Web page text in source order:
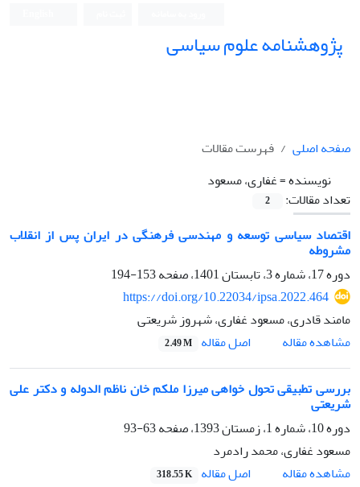
پژوهشنامه علوم سیاسی
صفحه اصلی
فهرست مقالات
نویسنده =غفاری، مسعود
تعداد مقالات:
2
اقتصاد سیاسی توسعه و مهندسی فرهنگی در ایران پس از انقلاب
مشروطه
دوره 17، شماره 3، تابستان 1401، صفحه
153-194
https://doi.org/10.22034/ipsa.2022.464
مامند قادری، مسعود غفاری، شهروز شریعتی
مشاهده مقاله
اصل مقاله 2.49 M
بررسی تطبیقی تحول خواهی میرزا ملکم خان ناظم الدوله و دکتر علی
شریعتی
دوره 10، شماره 1، زمستان 1393، صفحه
63-93
مسعود غفاری، محمد رادمرد
مشاهده مقاله
اصل مقاله 318.55 K